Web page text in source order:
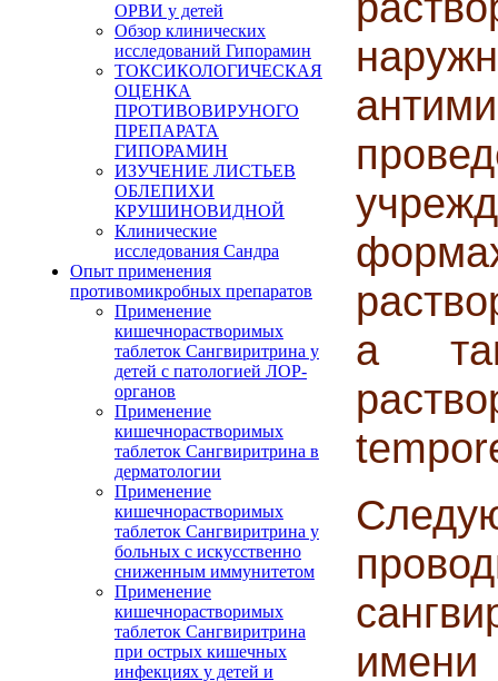
ОРВИ у детей
Обзор клинических
исследований Гипорамин
ТОКСИКОЛОГИЧЕСКАЯ
ОЦЕНКА
ПРОТИВОВИРУНОГО
ПРЕПАРАТА
ГИПОРАМИН
ИЗУЧЕНИЕ ЛИСТЬЕВ
ОБЛЕПИХИ
КРУШИНОВИДНОЙ
Клинические
исследования Сандра
Опыт применения
противомикробных препаратов
Применение
кишечнорастворимых
таблеток Сангвиритрина у
детей с патологией ЛОР-
органов
Применение
кишечнорастворимых
таблеток Сангвиритрина в
дерматологии
Применение
кишечнорастворимых
таблеток Сангвиритрина у
больных с искусственно
сниженным иммунитетом
Применение
кишечнорастворимых
таблеток Сангвиритрина
при острых кишечных
инфекциях у детей и
а